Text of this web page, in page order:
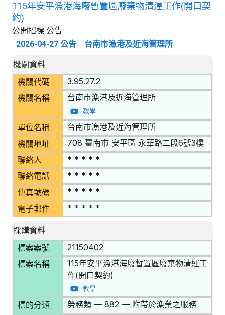
115年安平漁港海廢暫置區廢棄物清運工作(開口契
約)
公開招標 公告
2026-04-27 公告 台南市漁港及近海管理所
招標公告詳細內容
機關資料
機關代碼
3.95.27.2
機關名稱 台南市漁港及近海管理所
教學
單位名稱 台南市漁港及近海管理所
機關地址 708 臺南市 安平區 永華路二段6號3樓
聯絡人 * * * * *
聯絡電話 * * * * *
傳真號碼 * * * * *
電子郵件 * * * * *
採購資料
標案案號
21150402
標案名稱
115年安平漁港海廢暫置區廢棄物清運工
作(開口契約)
教學
標的分類 勞務類 — 882 — 附帶於漁業之服務